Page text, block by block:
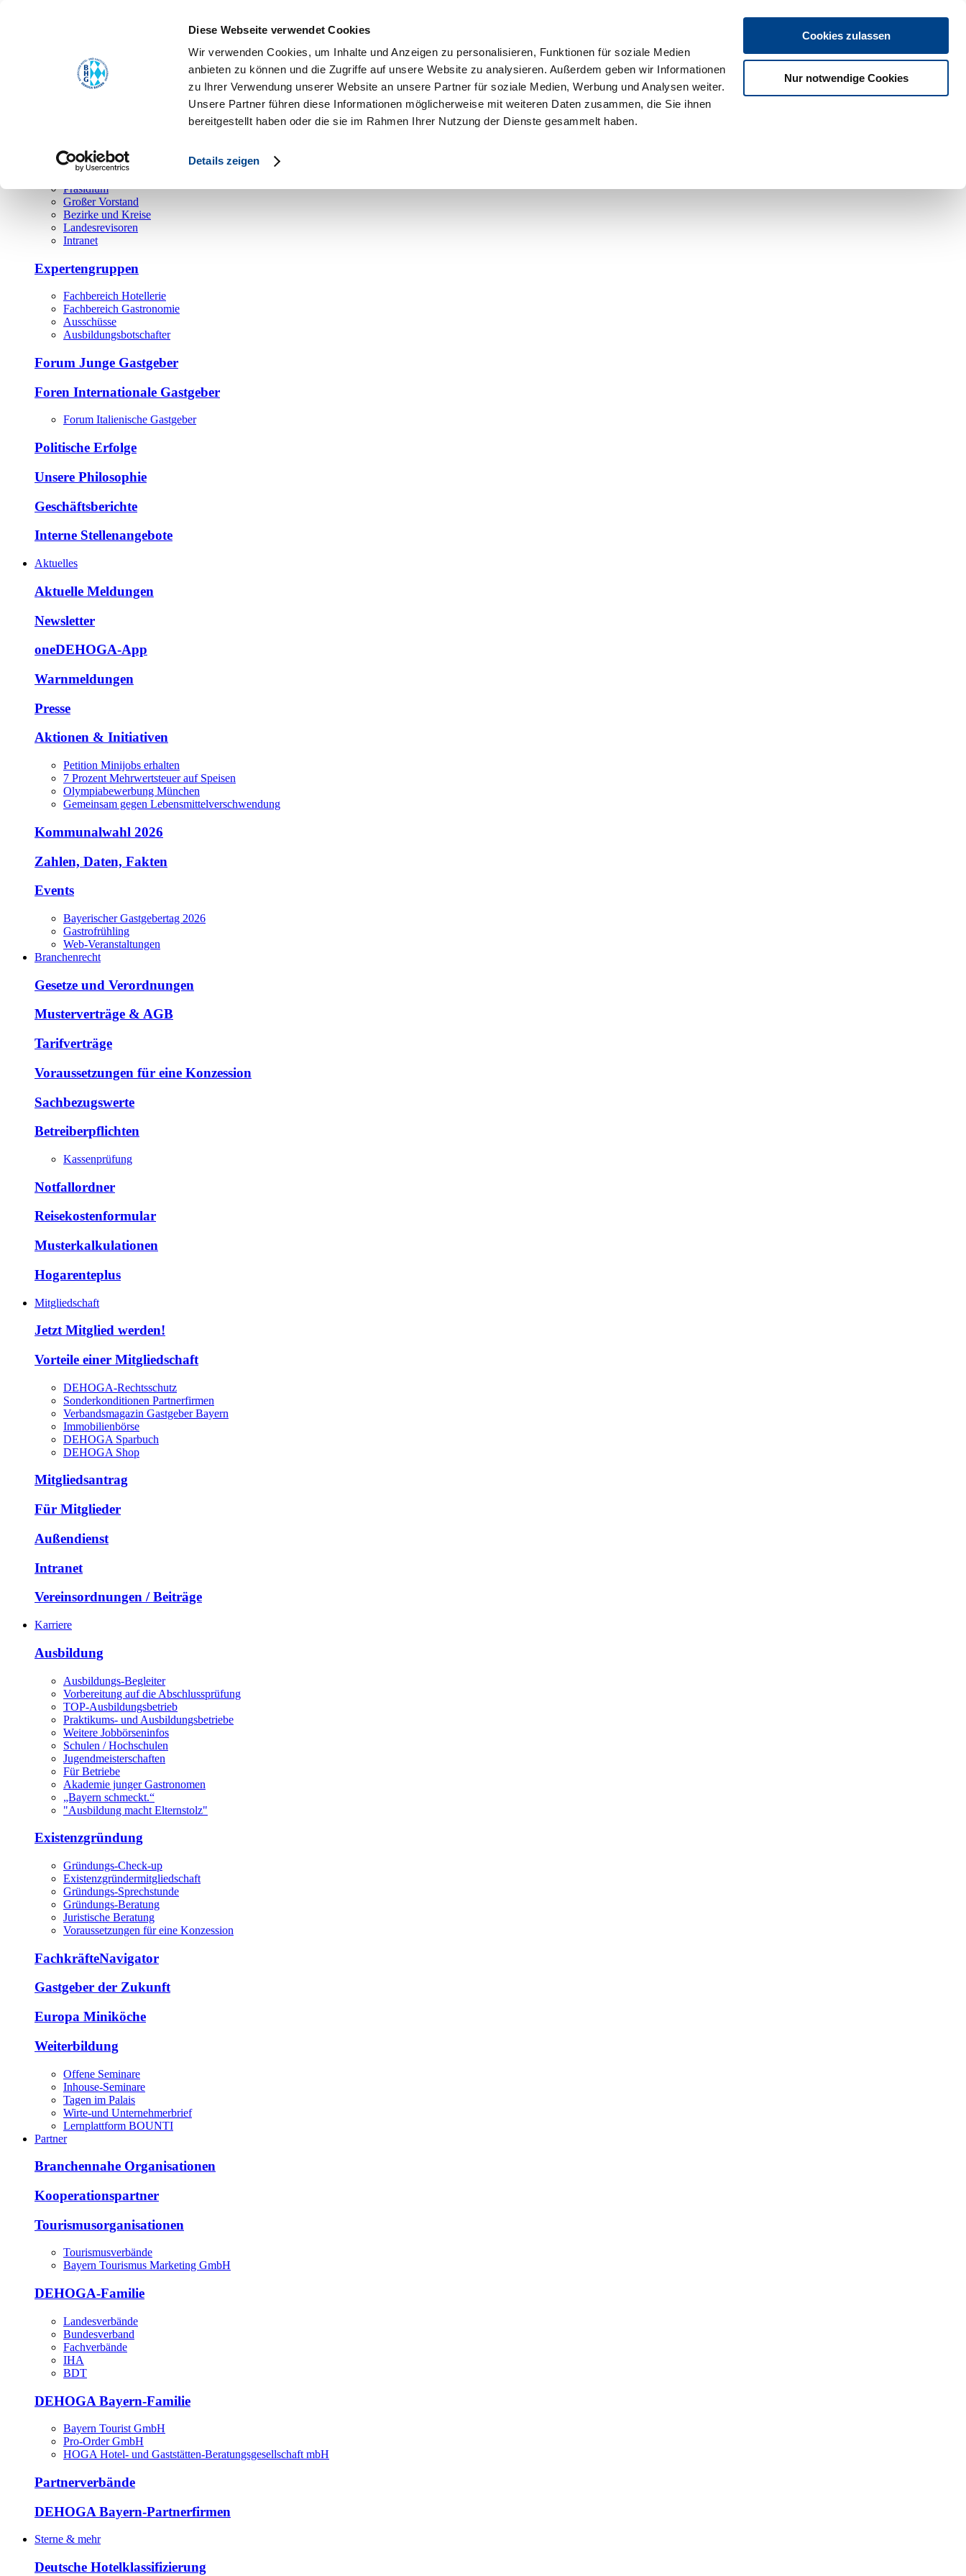
Diese Webseite verwendet Cookies
Wir verwenden Cookies, um Inhalte und Anzeigen zu personalisieren, Funktionen für soziale Medien
anbieten zu können und die Zugriffe auf unsere Website zu analysieren. Außerdem geben wir Informationen
zu Ihrer Verwendung unserer Website an unsere Partner für soziale Medien, Werbung und Analysen weiter.
Unsere Partner führen diese Informationen möglicherweise mit weiteren Daten zusammen, die Sie ihnen
bereitgestellt haben oder die sie im Rahmen Ihrer Nutzung der Dienste gesammelt haben.
Details zeigen
Cookies zulassen
Nur notwendige Cookies
Hauptamt
Bezirks- und Regionalgeschäftsstellen
Ehrenamt
Präsidium
Großer Vorstand
Bezirke und Kreise
Landesrevisoren
Intranet
Expertengruppen
Fachbereich Hotellerie
Fachbereich Gastronomie
Ausschüsse
Ausbildungsbotschafter
Forum Junge Gastgeber
Foren Internationale Gastgeber
Forum Italienische Gastgeber
Politische Erfolge
Unsere Philosophie
Geschäftsberichte
Interne Stellenangebote
Aktuelles
Aktuelle Meldungen
Newsletter
oneDEHOGA-App
Warnmeldungen
Presse
Aktionen & Initiativen
Petition Minijobs erhalten
7 Prozent Mehrwertsteuer auf Speisen
Olympiabewerbung München
Gemeinsam gegen Lebensmittelverschwendung
Kommunalwahl 2026
Zahlen, Daten, Fakten
Events
Bayerischer Gastgebertag 2026
Gastrofrühling
Web-Veranstaltungen
Branchenrecht
Gesetze und Verordnungen
Musterverträge & AGB
Tarifverträge
Voraussetzungen für eine Konzession
Sachbezugswerte
Betreiberpflichten
Kassenprüfung
Notfallordner
Reisekostenformular
Musterkalkulationen
Hogarenteplus
Mitgliedschaft
Jetzt Mitglied werden!
Vorteile einer Mitgliedschaft
DEHOGA-Rechtsschutz
Sonderkonditionen Partnerfirmen
Verbandsmagazin Gastgeber Bayern
Immobilienbörse
DEHOGA Sparbuch
DEHOGA Shop
Mitgliedsantrag
Für Mitglieder
Außendienst
Intranet
Vereinsordnungen / Beiträge
Karriere
Ausbildung
Ausbildungs-Begleiter
Vorbereitung auf die Abschlussprüfung
TOP-Ausbildungsbetrieb
Praktikums- und Ausbildungsbetriebe
Weitere Jobbörseninfos
Schulen / Hochschulen
Jugendmeisterschaften
Für Betriebe
Akademie junger Gastronomen
„Bayern schmeckt.“
"Ausbildung macht Elternstolz"
Existenzgründung
Gründungs-Check-up
Existenzgründermitgliedschaft
Gründungs-Sprechstunde
Gründungs-Beratung
Juristische Beratung
Voraussetzungen für eine Konzession
FachkräfteNavigator
Gastgeber der Zukunft
Europa Miniköche
Weiterbildung
Offene Seminare
Inhouse-Seminare
Tagen im Palais
Wirte-und Unternehmerbrief
Lernplattform BOUNTI
Partner
Branchennahe Organisationen
Kooperationspartner
Tourismusorganisationen
Tourismusverbände
Bayern Tourismus Marketing GmbH
DEHOGA-Familie
Landesverbände
Bundesverband
Fachverbände
IHA
BDT
DEHOGA Bayern-Familie
Bayern Tourist GmbH
Pro-Order GmbH
HOGA Hotel- und Gaststätten-Beratungsgesellschaft mbH
Partnerverbände
DEHOGA Bayern-Partnerfirmen
Sterne & mehr
Deutsche Hotelklassifizierung